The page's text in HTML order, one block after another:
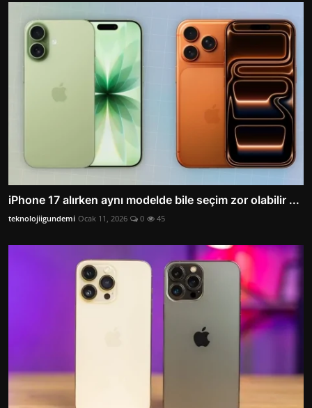
iPhone 17 alırken aynı modelde bile seçim zor olabilir ...
teknolojiigundemi Ocak 11, 2026 0 45